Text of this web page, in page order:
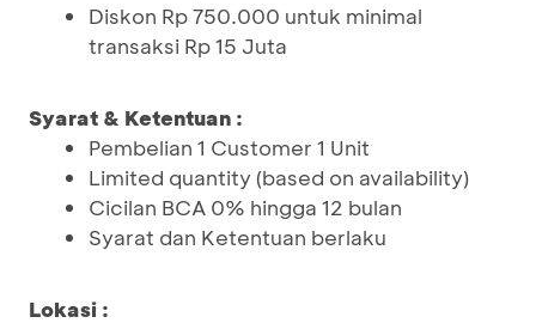
Diskon Rp 750.000 untuk minimal
transaksi Rp 15 Juta
Syarat & Ketentuan :
Pembelian 1 Customer 1 Unit
Limited quantity (based on availability)
Cicilan BCA 0% hingga 12 bulan
Syarat dan Ketentuan berlaku
Lokasi :